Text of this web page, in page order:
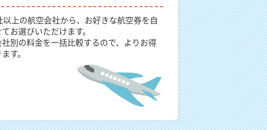
以上の航空会社から、お好きな航空券を自
お選びいただけます。
別の料金を一括比較するので、よりお得
す。